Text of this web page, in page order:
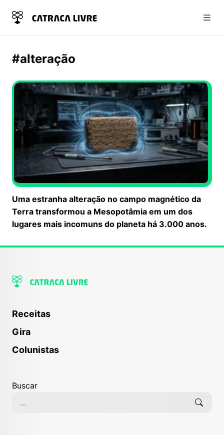
#alteração
Uma estranha alteração no campo magnético da
Terra transformou a Mesopotâmia em um dos
lugares mais incomuns do planeta há 3.000 anos.
Receitas
Gira
Colunistas
Buscar